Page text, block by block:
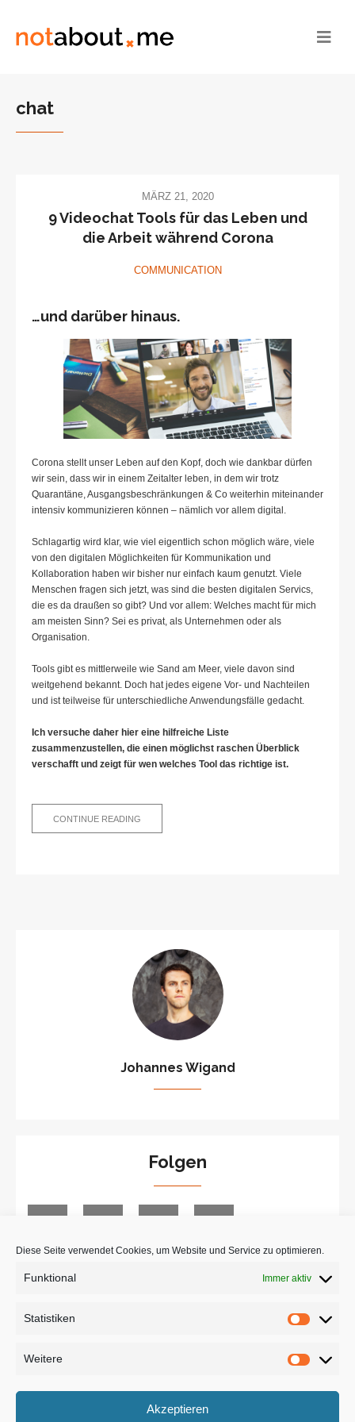
Diese Seite verwendet Cookies, um Website und Service zu optimieren.
Funktional Immer aktiv
Statistiken
Weitere
Akzeptieren
chat
MÄRZ 21, 2020
9 Videochat Tools für das Leben und
die Arbeit während Corona
COMMUNICATION
…und darüber hinaus.
Corona stellt unser Leben auf den Kopf, doch wie dankbar dürfen
wir sein, dass wir in einem Zeitalter leben, in dem wir trotz
Quarantäne, Ausgangsbeschränkungen & Co weiterhin miteinander
intensiv kommunizieren können – nämlich vor allem digital.
Schlagartig wird klar, wie viel eigentlich schon möglich wäre, viele
von den digitalen Möglichkeiten für Kommunikation und
Kollaboration haben wir bisher nur einfach kaum genutzt. Viele
Menschen fragen sich jetzt, was sind die besten digitalen Servics,
die es da draußen so gibt? Und vor allem: Welches macht für mich
am meisten Sinn? Sei es privat, als Unternehmen oder als
Organisation.
Tools gibt es mittlerweile wie Sand am Meer, viele davon sind
weitgehend bekannt. Doch hat jedes eigene Vor- und Nachteilen
und ist teilweise für unterschiedliche Anwendungsfälle gedacht.
Ich versuche daher hier eine hilfreiche Liste
zusammenzustellen, die einen möglichst raschen Überblick
verschafft und zeigt für wen welches Tool das richtige ist.
CONTINUE READING
Johannes Wigand
Folgen